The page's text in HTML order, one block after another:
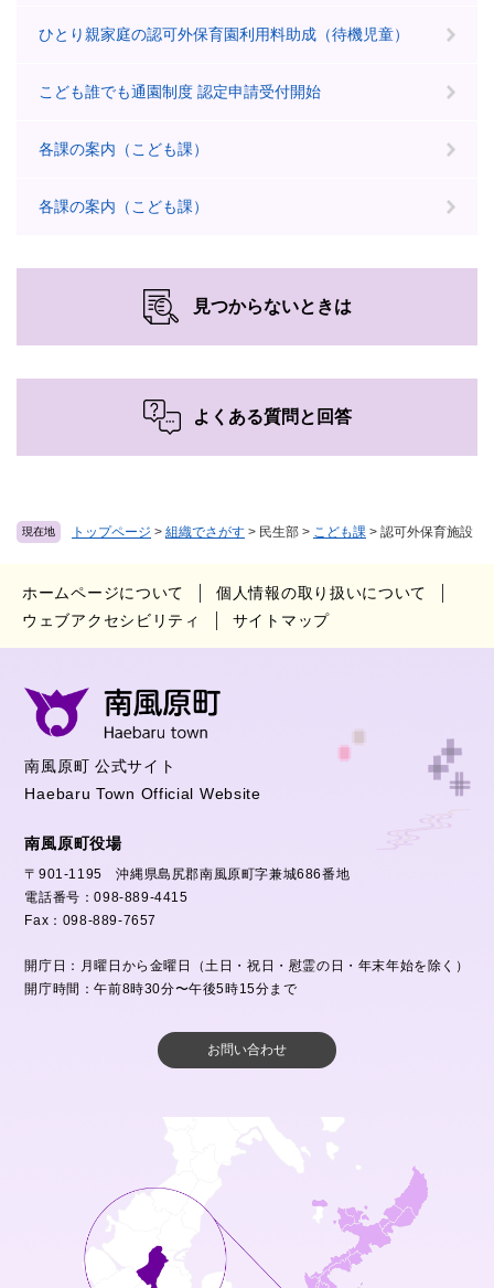
現在地 トップページ > 組織でさがす > 民生部 > こども課 > 認可外保育施設
ひとり親家庭の認可外保育園利用料助成（待機児童）
こども誰でも通園制度 認定申請受付開始
各課の案内（こども課）
各課の案内（こども課）
見つからないときは
よくある質問と回答
ホームページについて
個人情報の取り扱いについて
ウェブアクセシビリティ
サイトマップ
南風原町 公式サイト
Haebaru Town Official Website
南風原町役場
〒901-1195 沖縄県島尻郡南風原町字兼城686番地
電話番号：098-889-4415
Fax：098-889-7657
開庁日：月曜日から金曜日（土日・祝日・慰霊の日・年末年始を除く）
開庁時間：午前8時30分〜午後5時15分まで
お問い合わせ